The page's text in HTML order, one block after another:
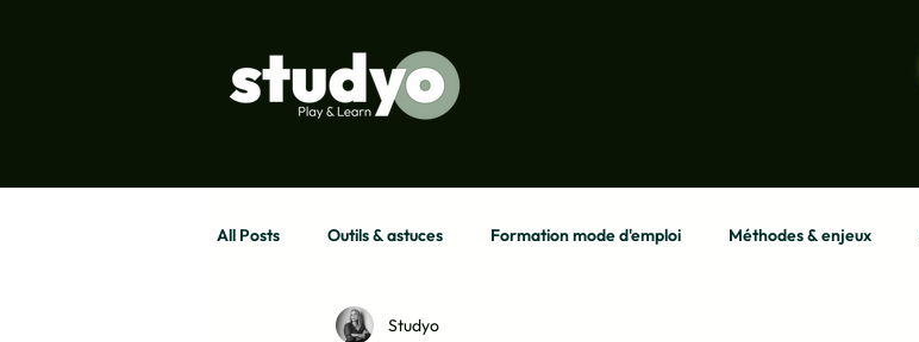
All Posts Outils & astuces Formation mode d'emploi Méthodes & enjeux
Studyo